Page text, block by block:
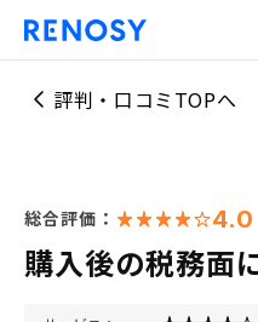
評判・口コミTOPへ
総合評価： 4.0
購入後の税務面